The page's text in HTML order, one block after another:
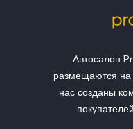
Автосалон
размещаются на
нас созданы